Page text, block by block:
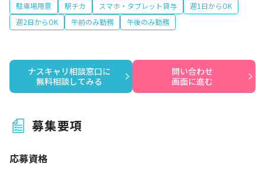
駐車場用意 駅チカ スマホ・タブレット貸与
週1日からOK
週2日からOK
午前のみ勤務 午後のみ勤務
ナスキャリ相談窓口に
無料相談してみる
問い合わせ
画面に進む
募集要項
応募資格